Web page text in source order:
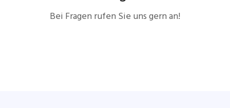
Bei Fragen rufen Sie uns gern an!